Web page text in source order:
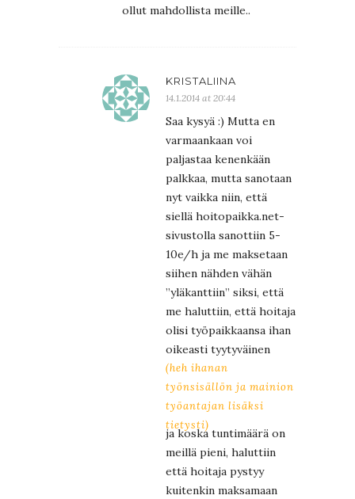
ollut mahdollista meille..
KRISTALIINA
14.1.2014 at 20:44
Saa kysyä :) Mutta en
varmaankaan voi
paljastaa kenenkään
palkkaa, mutta sanotaan
nyt vaikka niin, että
siellä hoitopaikka.net-
sivustolla sanottiin 5-
10e/h ja me maksetaan
siihen nähden vähän
”yläkanttiin” siksi, että
me haluttiin, että hoitaja
olisi työpaikkaansa ihan
oikeasti tyytyväinen
(heh ihanan
työnsisällön ja mainion
työantajan lisäksi
tietysti)
ja koska tuntimäärä on
meillä pieni, haluttiin
että hoitaja pystyy
kuitenkin maksamaan